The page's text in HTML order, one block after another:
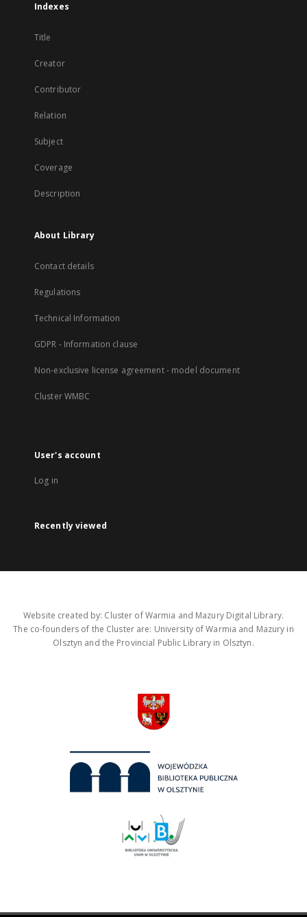
Indexes
Title
Creator
Contributor
Relation
Subject
Coverage
Description
About Library
Contact details
Regulations
Technical Information
GDPR - Information clause
Non-exclusive license agreement - model document
Cluster WMBC
User's account
Log in
Recently viewed
Website created by: Cluster of Warmia and Mazury Digital Library.
The co-founders of the Cluster are: University of Warmia and Mazury in
Olsztyn and the Provincial Public Library in Olsztyn.